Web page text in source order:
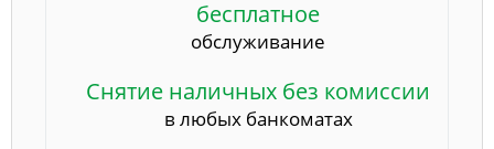
бесплатное
обслуживание
Снятие наличных без комиссии
в любых банкоматах